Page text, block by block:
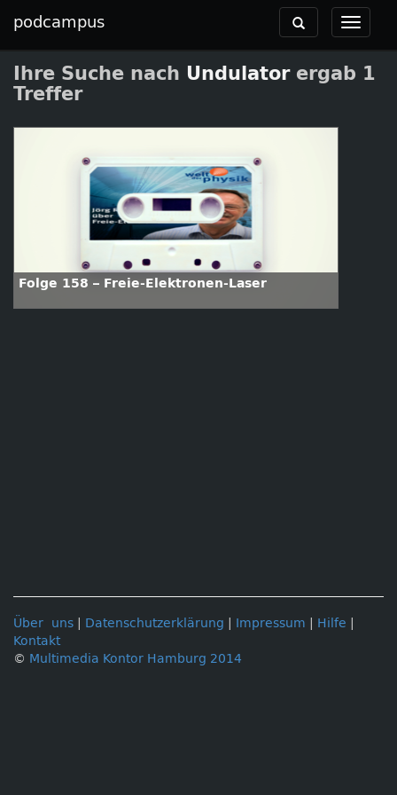
podcampus
Toggle
Toggle
navigation
Ihre Suche nach Undulatorergab 1
Treffer
Folge 158 – Freie-Elektronen-Laser
Über uns Datenschutzerklärung Impressum Hilfe
Kontakt
© Multimedia Kontor Hamburg 2014